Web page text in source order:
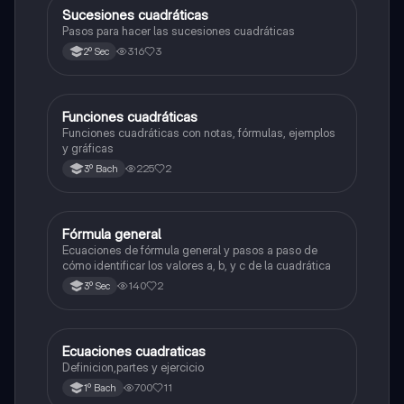
Matemáticas
Sucesiones cuadráticas
Pasos para hacer las sucesiones cuadráticas
2º Sec 316 3
Álgebra
Funciones cuadráticas
Funciones cuadráticas con notas, fórmulas, ejemplos
y gráficas
3º Bach 225 2
Matemáticas
Fórmula general
Ecuaciones de fórmula general y pasos a paso de
cómo identificar los valores a, b, y c de la cuadrática
3º Sec 140 2
Física
Ecuaciones cuadraticas
Definicion,partes y ejercicio
1º Bach 700 11